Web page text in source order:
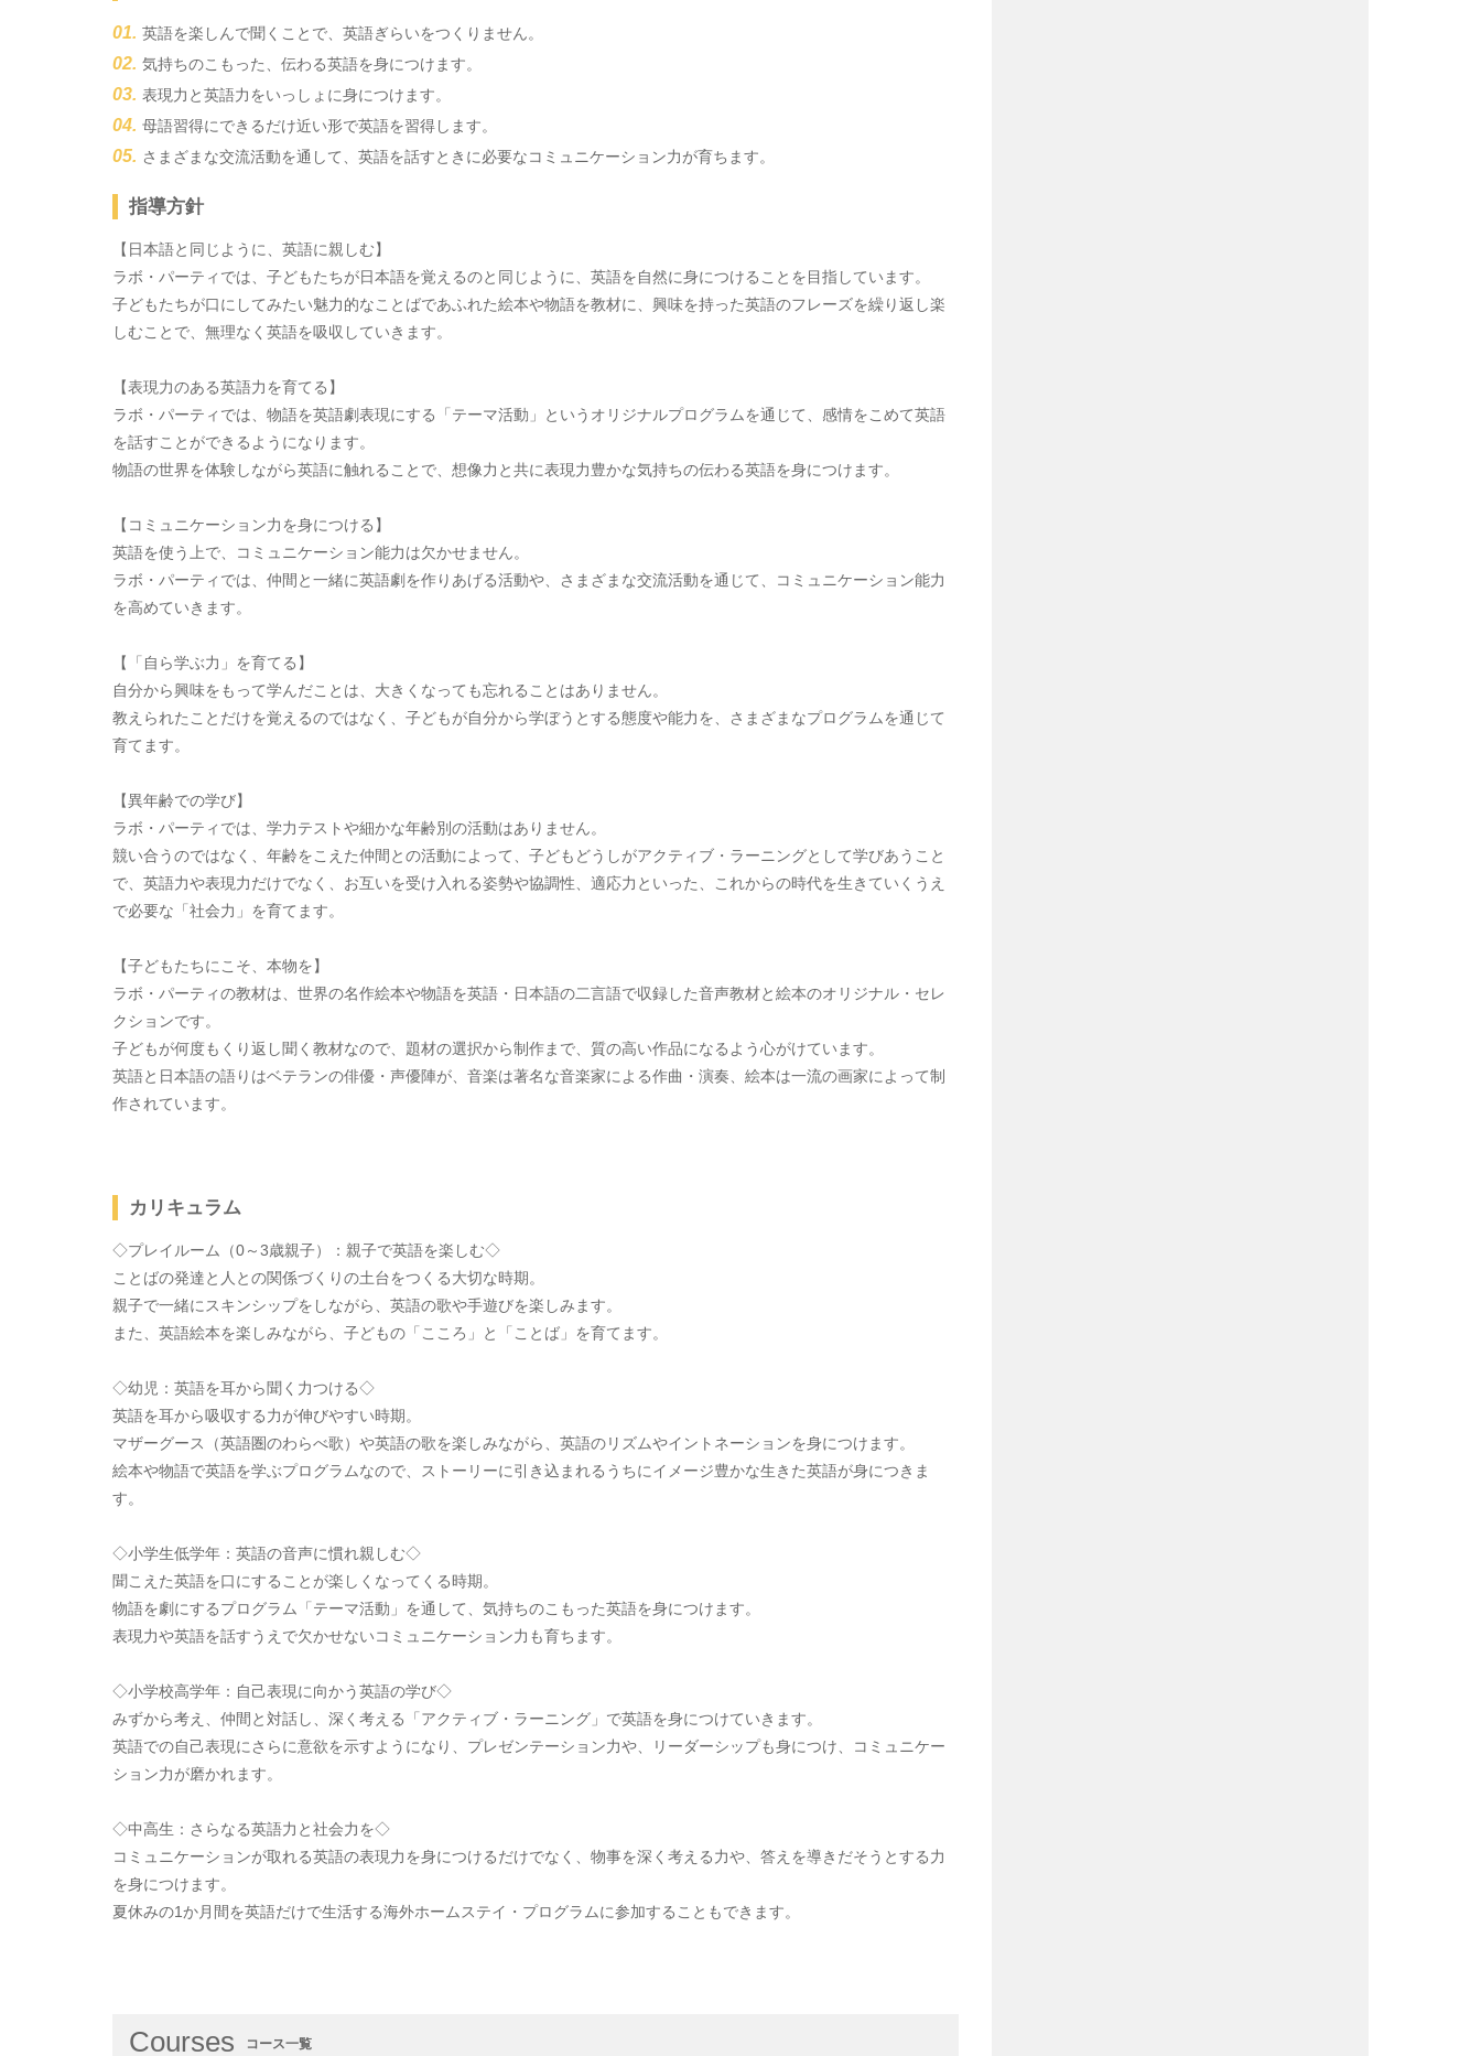
英語を楽しんで聞くことで、英語ぎらいをつくりません。
気持ちのこもった、伝わる英語を身につけます。
表現力と英語力をいっしょに身につけます。
母語習得にできるだけ近い形で英語を習得します。
さまざまな交流活動を通して、英語を話すときに必要なコミュニケーション力が育ちます。
指導方針
【日本語と同じように、英語に親しむ】
ラボ・パーティでは、子どもたちが日本語を覚えるのと同じように、英語を自然に身につけることを目指しています。
子どもたちが口にしてみたい魅力的なことばであふれた絵本や物語を教材に、興味を持った英語のフレーズを繰り返し楽
しむことで、無理なく英語を吸収していきます。
【表現力のある英語力を育てる】
ラボ・パーティでは、物語を英語劇表現にする「テーマ活動」というオリジナルプログラムを通じて、感情をこめて英語
を話すことができるようになります。
物語の世界を体験しながら英語に触れることで、想像力と共に表現力豊かな気持ちの伝わる英語を身につけます。
【コミュニケーション力を身につける】
英語を使う上で、コミュニケーション能力は欠かせません。
ラボ・パーティでは、仲間と一緒に英語劇を作りあげる活動や、さまざまな交流活動を通じて、コミュニケーション能力
を高めていきます。
【「自ら学ぶ力」を育てる】
自分から興味をもって学んだことは、大きくなっても忘れることはありません。
教えられたことだけを覚えるのではなく、子どもが自分から学ぼうとする態度や能力を、さまざまなプログラムを通じて
育てます。
【異年齢での学び】
ラボ・パーティでは、学力テストや細かな年齢別の活動はありません。
競い合うのではなく、年齢をこえた仲間との活動によって、子どもどうしがアクティブ・ラーニングとして学びあうこと
で、英語力や表現力だけでなく、お互いを受け入れる姿勢や協調性、適応力といった、これからの時代を生きていくうえ
で必要な「社会力」を育てます。
【子どもたちにこそ、本物を】
ラボ・パーティの教材は、世界の名作絵本や物語を英語・日本語の二言語で収録した音声教材と絵本のオリジナル・セレ
クションです。
子どもが何度もくり返し聞く教材なので、題材の選択から制作まで、質の高い作品になるよう心がけています。
英語と日本語の語りはベテランの俳優・声優陣が、音楽は著名な音楽家による作曲・演奏、絵本は一流の画家によって制
作されています。
カリキュラム
◇プレイルーム（0～3歳親子）：親子で英語を楽しむ◇
ことばの発達と人との関係づくりの土台をつくる大切な時期。
親子で一緒にスキンシップをしながら、英語の歌や手遊びを楽しみます。
また、英語絵本を楽しみながら、子どもの「こころ」と「ことば」を育てます。
◇幼児：英語を耳から聞く力つける◇
英語を耳から吸収する力が伸びやすい時期。
マザーグース（英語圏のわらべ歌）や英語の歌を楽しみながら、英語のリズムやイントネーションを身につけます。
絵本や物語で英語を学ぶプログラムなので、ストーリーに引き込まれるうちにイメージ豊かな生きた英語が身につきま
す。
◇小学生低学年：英語の音声に慣れ親しむ◇
聞こえた英語を口にすることが楽しくなってくる時期。
物語を劇にするプログラム「テーマ活動」を通して、気持ちのこもった英語を身につけます。
表現力や英語を話すうえで欠かせないコミュニケーション力も育ちます。
◇小学校高学年：自己表現に向かう英語の学び◇
みずから考え、仲間と対話し、深く考える「アクティブ・ラーニング」で英語を身につけていきます。
英語での自己表現にさらに意欲を示すようになり、プレゼンテーション力や、リーダーシップも身につけ、コミュニケー
ション力が磨かれます。
◇中高生：さらなる英語力と社会力を◇
コミュニケーションが取れる英語の表現力を身につけるだけでなく、物事を深く考える力や、答えを導きだそうとする力
を身につけます。
夏休みの1か月間を英語だけで生活する海外ホームステイ・プログラムに参加することもできます。
Courses コース一覧